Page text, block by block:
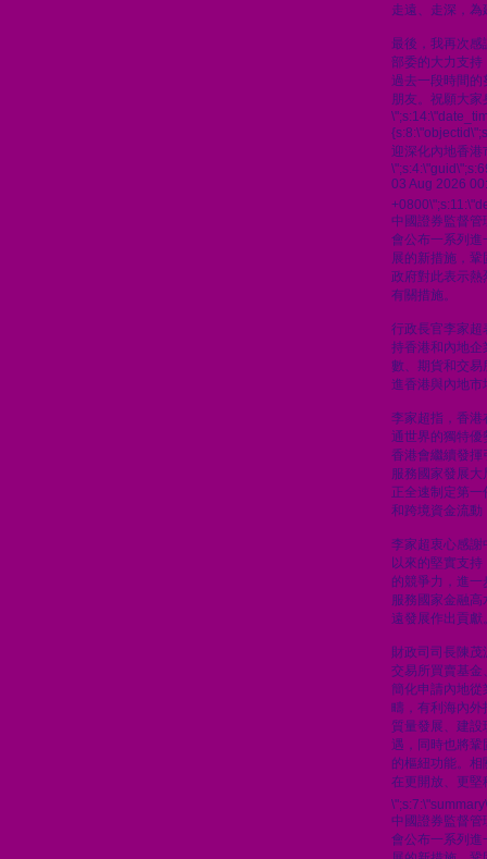
走遠、走深，
最後，我再次
部委的大力支持
過去一段時間
朋友。祝願大
迎深化內地香港
03 Aug 2026
中國證券監督管
會公布一系列進
展的新措施，
政府對此表示熱
有關措施。
行政長官李家超
持香港和內地企
數、期貨和交
進香港與內地市
李家超指，香港
通世界的獨特優
香港會繼續發揮
服務國家發展
正全速制定第
和跨境資金流動
李家超衷心感謝
以來的堅實支
的競爭力，進
服務國家金融
遠發展作出貢獻
財政司司長陳
交易所買賣基金
簡化申請內地
疇，有利海內外
質量發展、建
遇，同時也將
的樞紐功能。
在更開放、更堅
中國證券監督管
會公布一系列進